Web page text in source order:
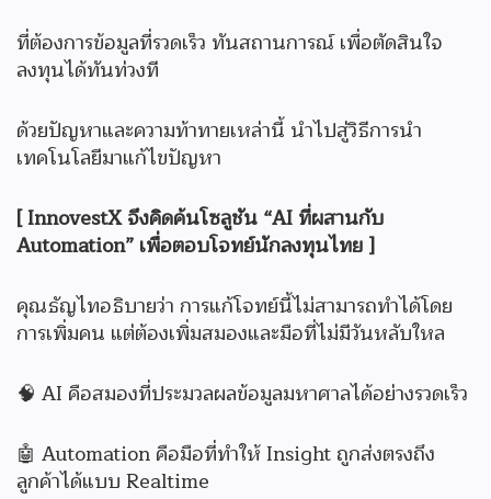
ที่ต้องการข้อมูลที่รวดเร็ว ทันสถานการณ์ เพื่อตัดสินใจ
ลงทุนได้ทันท่วงที
ด้วยปัญหาและความท้าทายเหล่านี้ นำไปสู่วิธีการนำ
เทคโนโลยีมาแก้ไขปัญหา
[ InnovestX จึงคิดค้นโซลูชัน “AI ที่ผสานกับ
Automation” เพื่อตอบโจทย์นักลงทุนไทย ]
คุณธัญไทอธิบายว่า การแก้โจทย์นี้ไม่สามารถทำได้โดย
การเพิ่มคน แต่ต้องเพิ่มสมองและมือที่ไม่มีวันหลับใหล
🧠 AI คือสมองที่ประมวลผลข้อมูลมหาศาลได้อย่างรวดเร็ว
🤖 Automation คือมือที่ทำให้ Insight ถูกส่งตรงถึง
ลูกค้าได้แบบ Realtime